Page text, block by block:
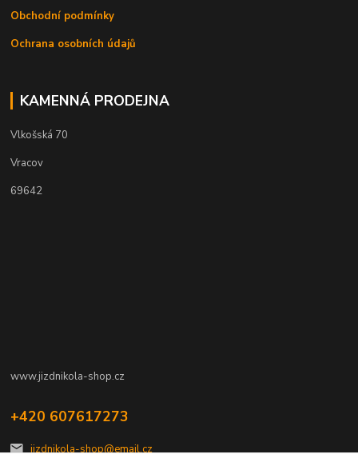
Obchodní podmínky
Ochrana osobních údajů
KAMENNÁ PRODEJNA
Vlkošská 70
Vracov
69642
www.jizdnikola-shop.cz
+420 607617273
jizdnikola-shop@email.cz